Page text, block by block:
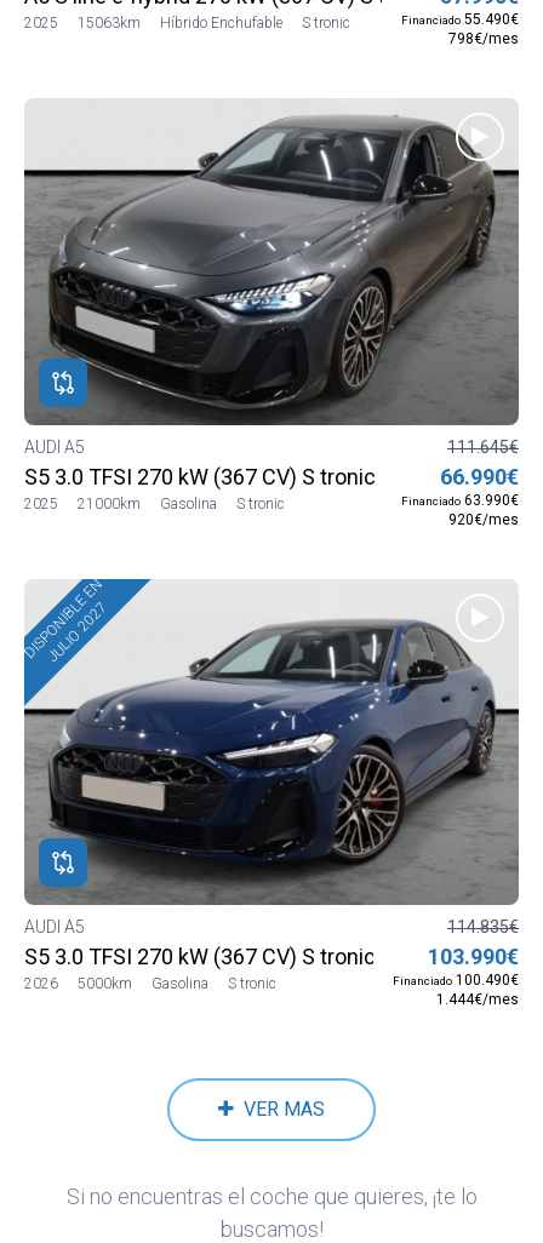
2025 15063km Híbrido Enchufable S tronic Financiado 55.490€
798€/mes
AUDI A5
S5 3.0 TFSI 270 kW (367 CV) S tronic quattro
2025 21000km Gasolina S tronic
111.645€
66.990€
Financiado 63.990€
920€/mes
DISPONIBLE EN
JULIO 2027
AUDI A5
S5 3.0 TFSI 270 kW (367 CV) S tronic quattro
2026 5000km Gasolina S tronic
114.835€
103.990€
Financiado 100.490€
1.444€/mes
VER MAS
Si no encuentras el coche que quieres, ¡te lo
buscamos!